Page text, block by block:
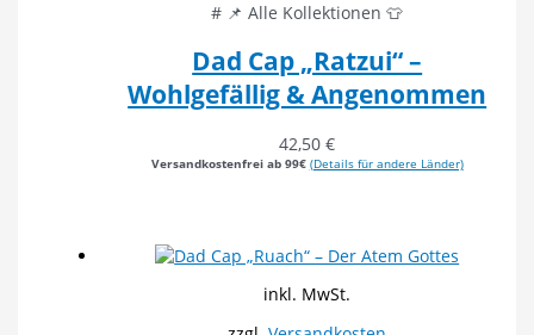
# 📌 Alle Kollektionen 👕
Dad Cap „Ratzui“ –
Wohlgefällig & Angenommen
42,50€
Versandkostenfrei ab 99€ (Details für andere Länder)
inkl. MwSt.